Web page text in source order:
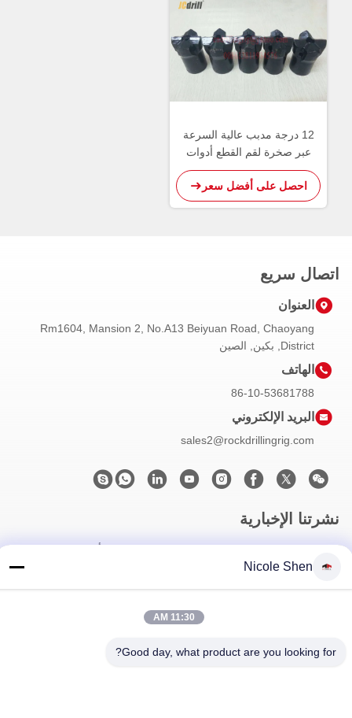
12 درجة مدبب عالية السرعة
عبر صخرة لقم القطع أدوات
القطع كربيد التنغستن
احصل على أفضل سعر
اتصال سريع
العنوان
Rm1604, Mansion 2, No.A13 Beiyuan Road, Chaoyang
District, بكين, الصين
الهاتف
86-10-53681788
البريد الإلكتروني
sales2@rockdrillingrig.com
نشرتنا الإخبارية
اشترك في نشرتنا الإخبارية للحصول على خصومات وأكثر.
Nicole Shen
11:30 AM
Good day, what product are you looking for?